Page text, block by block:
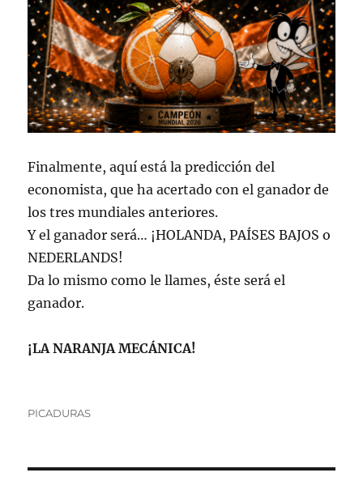
Finalmente, aquí está la predicción del
economista, que ha acertado con el ganador de
los tres mundiales anteriores.
Y el ganador será… ¡HOLANDA, PAÍSES BAJOS o
NEDERLANDS!
Da lo mismo como le llames, éste será el
ganador.
¡LA NARANJA MECÁNICA!
Categorías
PICADURAS